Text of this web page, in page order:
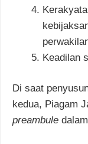
Keadilan
Di saat
kedua, Piagam
preambule